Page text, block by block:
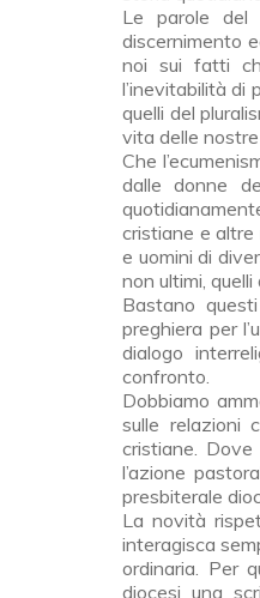
Le parole del
discernimento
noi sui fatti
l’inevitabilità di
quelli del
vita delle
Che
dalle donne
cristiane e altre
e uomini di
non ultimi, quelli
Bastano
preghiera per
dialogo
confronto.
Dobbiamo
sulle relazioni
cristiane.
l’azione
presbiterale
La novità
interagisca
ordinaria. Per
diocesi una